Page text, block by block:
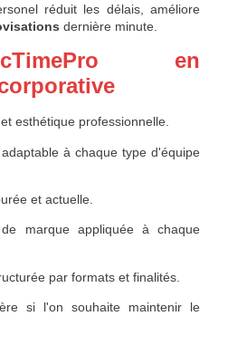
réduit les délais, améliore
dernière minute.
en
esthétique professionnelle.
à chaque type d'équipe
et actuelle.
marque appliquée à chaque
par formats et finalités.
si l'on souhaite maintenir le